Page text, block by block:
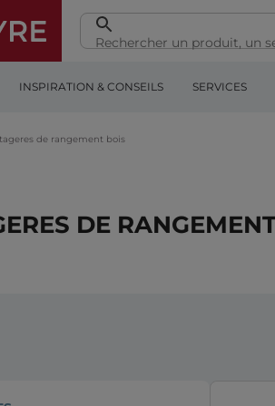
INSPIRATION & CONSEILS SERVICES
de rangement bois
DE